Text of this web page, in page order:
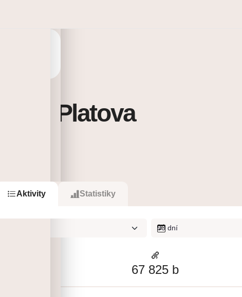
Daria Platova
Aktivity Statistiky
67 825 b